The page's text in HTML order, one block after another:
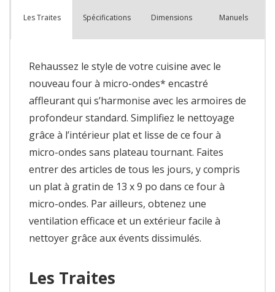
Les Traites Spécifications Dimensions Manuels
Rehaussez le style de votre cuisine avec le
nouveau four à micro-ondes* encastré
affleurant qui s’harmonise avec les armoires de
profondeur standard. Simplifiez le nettoyage
grâce à l’intérieur plat et lisse de ce four à
micro-ondes sans plateau tournant. Faites
entrer des articles de tous les jours, y compris
un plat à gratin de 13 x 9 po dans ce four à
micro-ondes. Par ailleurs, obtenez une
ventilation efficace et un extérieur facile à
nettoyer grâce aux évents dissimulés.
Les Traites